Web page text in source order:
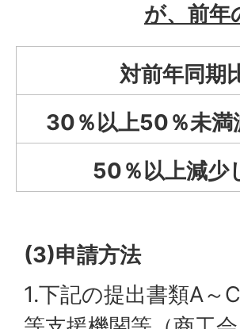
が、前年
対前年同期
30％以上50％未満
50％以上減少
(3)申請方法
1.下記の提出書類A～